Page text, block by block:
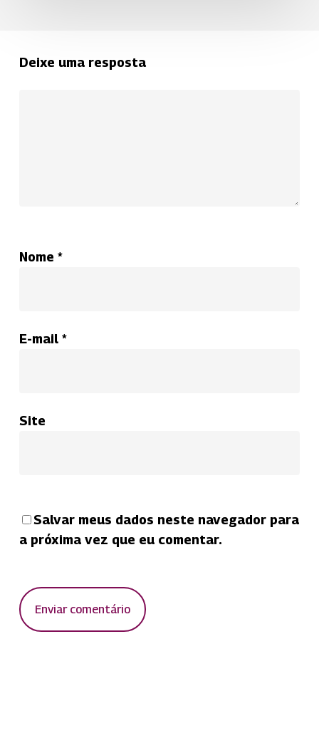
Deixe uma resposta
Nome *
E-mail *
Site
Salvar meus dados neste navegador para
a próxima vez que eu comentar.